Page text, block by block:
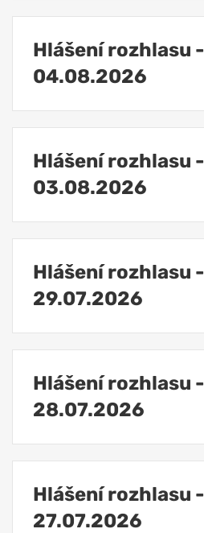
Hlášení rozhlasu -
04.08.2026
Hlášení rozhlasu -
03.08.2026
Hlášení rozhlasu -
29.07.2026
Hlášení rozhlasu -
28.07.2026
Hlášení rozhlasu -
27.07.2026